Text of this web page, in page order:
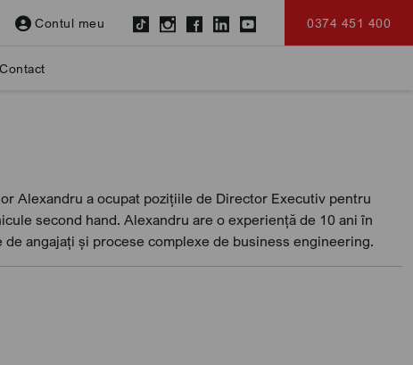
Contul meu 0374 451 400
Contact
Alexandru a ocupat pozițiile de Director Executiv pentru
second hand. Alexandru are o experiență de 10 ani în
angajați și procese complexe de business engineering.